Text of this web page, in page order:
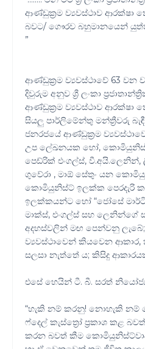
ආණ්ඩුක්‍රම ව්‍යවස්ථාව
බවට/ ගෞරව බහුමානයෙන්
”
ආණ්ඩුක්‍රම ව්‍යවස්ථාවේ 63 වන
දිවුරුම අනුව ශ්‍රී ලංකා
ආණ්ඩුක්‍රම ව්‍යවස්ථාව
සියලු පාර්ලිමේන්තු මන්ත්‍රීවරු
ජනරජයේ ආණ්ඩුක්‍රම
උප ලේඛනයක හෝ,
පෙඩ්රික් එංගල්ස්,
ගුවේරා , මාඕ සේතුං යන
කොමියුනිස්ට් ඉලක්ක පෙරදැරි
ඉලක්කයන්ට හෝ “ජෝසේ
මාක්ස්, එංගල්ස් සහ ලෙනින්ගේ
අදහස්වලින් මඟ පෙන්වනු
ව්‍යවස්ථාවෙන් කියවෙන
සලසා නැත්තේ ය; කිසිදු
එසේ හෙයින් ටී. බී. සරත්
“හැකි නම් කරනු! නොහැකි නම්
ෆ්දෙල් කැස්ත්‍රෝ ප්‍රකාශ කළ
කරන බවත් කීම